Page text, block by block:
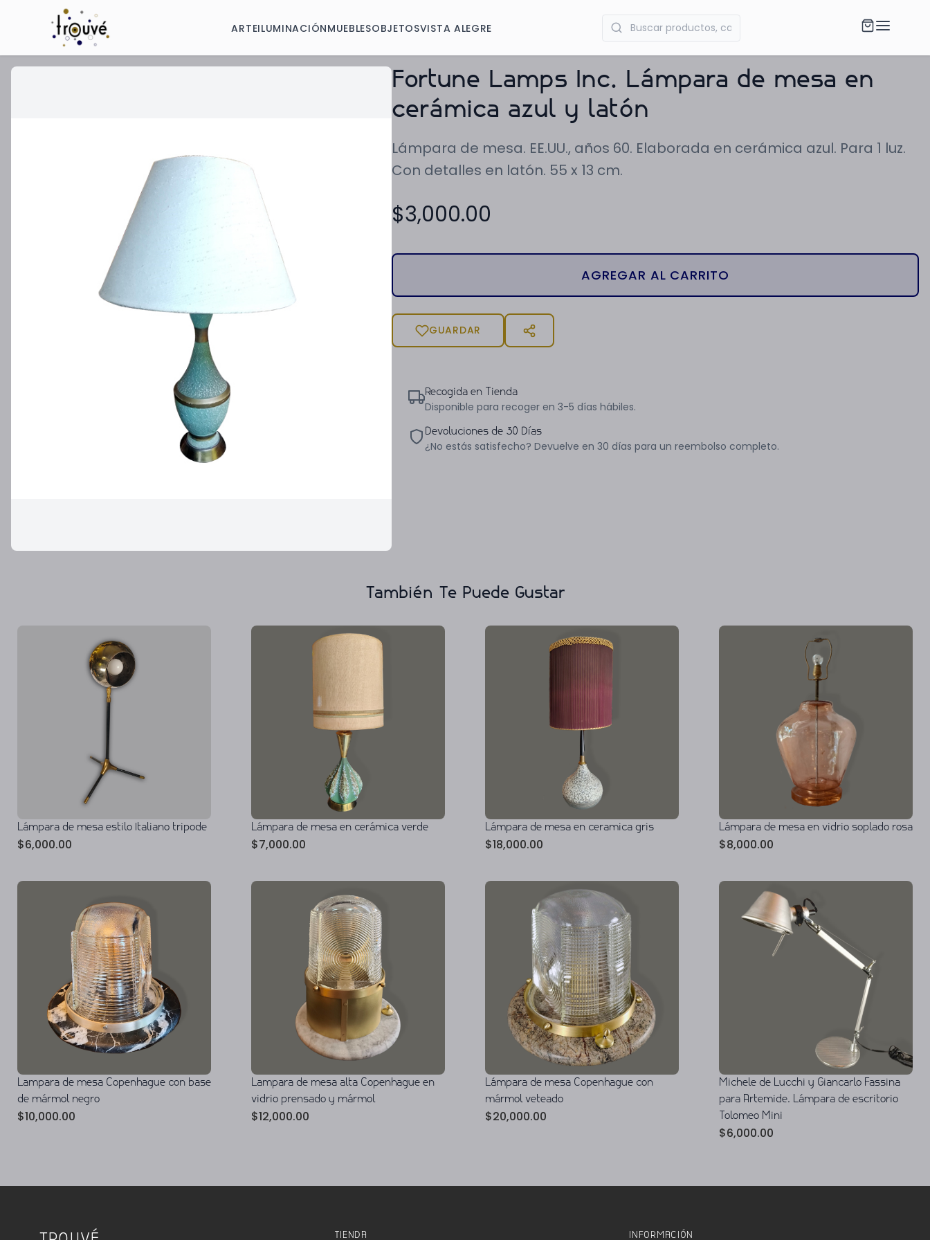
ARTEILUMINACIÓNMUEBLESOBJETOSVISTA ALEGRE
Fortune Lamps Inc. Lámpara de mesa en
cerámica azul y latón
Lámpara de mesa. EE.UU., años 60. Elaborada en cerámica azul. Para 1 luz.
Con detalles en latón. 55 x 13 cm.
$3,000.00
AGREGAR AL CARRITO
GUARDAR
Recogida en Tienda
Disponible para recoger en 3-5 días hábiles.
Devoluciones de 30 Días
¿No estás satisfecho? Devuelve en 30 días para un reembolso completo.
También Te Puede Gustar
Lámpara de mesa estilo Italiano tripode
$6,000.00
Lámpara de mesa en cerámica verde
$7,000.00
Lámpara de mesa en ceramica gris
$18,000.00
Lámpara de mesa en vidrio soplado rosa
$8,000.00
Lampara de mesa Copenhague con base
de mármol negro
$10,000.00
Lampara de mesa alta Copenhague en
vidrio prensado y mármol
$12,000.00
Lámpara de mesa Copenhague con
mármol veteado
$20,000.00
Michele de Lucchi y Giancarlo Fassina
para Artemide. Lámpara de escritorio
Tolomeo Mini
$6,000.00
TIENDA INFORMACIÓN